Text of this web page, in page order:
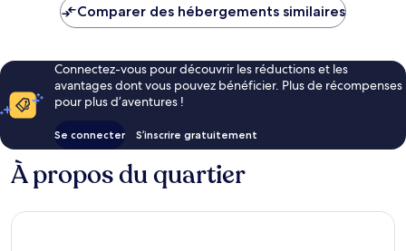
de
Comparer des hébergements similaires
Connectez-vous pour découvrir les réductions et les
avantages dont vous pouvez bénéficier. Plus de récompenses
pour plus d’aventures !
Se connecter S’inscrire gratuitement
À propos du quartier